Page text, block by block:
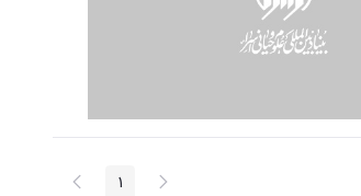
پیغام صفحه1 صفحه